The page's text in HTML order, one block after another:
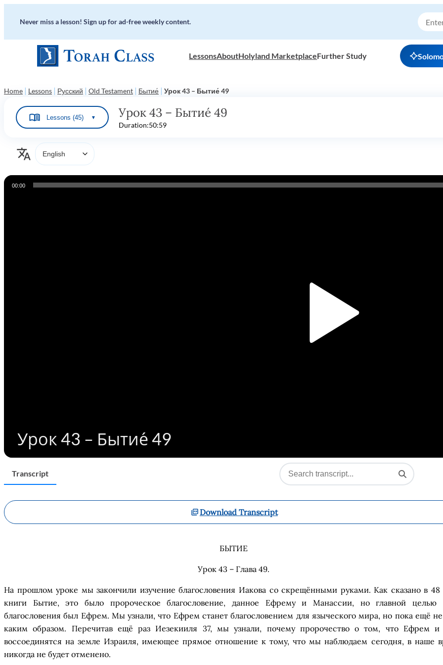
Never miss a lesson! Sign up for ad-free weekly content.
LessonsAboutHolyland MarketplaceFurther Study
Home | Lessons | Русский | Old Testament | Бытие́ | Урок 43 – Бытие́ 49
Lessons (45) ▼ Урок 43 – Бытие́ 49
Duration:50:59
Audio00:00
Урок 43 – Бытие́ 49
Transcript
Download Transcript
БЫТИЕ
Урок 43 – Глава 49.
На прошлом уроке мы закончили изучениеблагословения Иакова соскрещёнными руками. Как сказанов48
книги Бытие, это было пророческое благословение, данное Ефрему и Манассии, но главной целью
благословения был Ефрем. Мыузнали, что Ефрем станет благословением для языческого мира,но покаещё
каким образом. Перечитав ещё раз Иезекииля 37, мы узнали, почему пророчество о том, что Ефрем и
воссоединятся наземле Израиля, имеющее прямое отношение к тому, что мы наблюдаем сегодня, в наше
никогда не будет отменено.